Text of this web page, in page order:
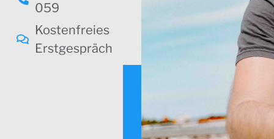
059
Kostenfreies
Erstgespräch